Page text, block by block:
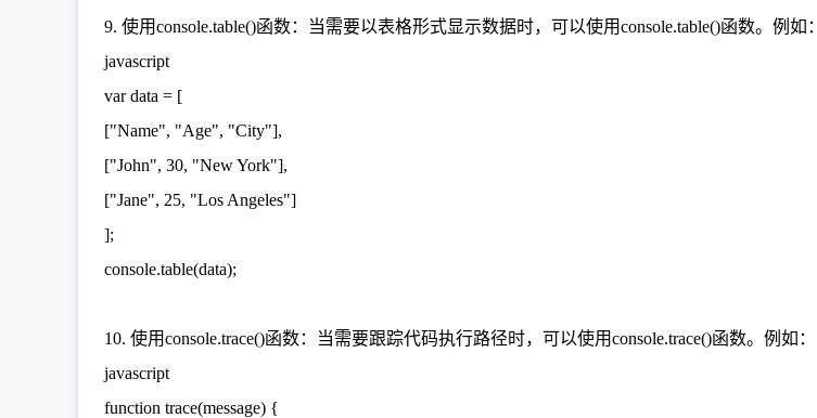
9. 使用console.table()函数：当需要以表格形式显示数据时，可以使用console.table()函数。例如：
javascript
var data = [
["Name", "Age", "City"],
["John", 30, "New York"],
["Jane", 25, "Los Angeles"]
];
console.table(data);
10. 使用console.trace()函数：当需要跟踪代码执行路径时，可以使用console.trace()函数。例如：
javascript
function trace(message) {